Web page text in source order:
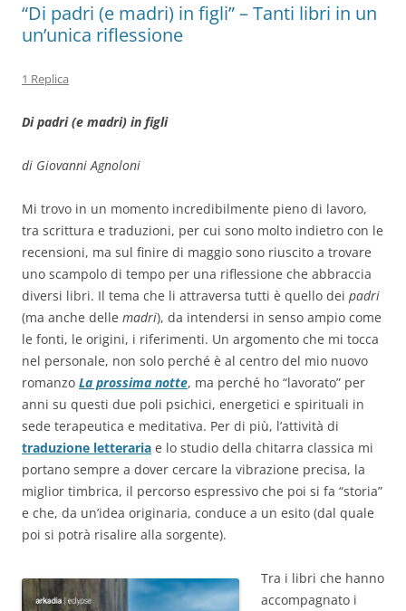
“Di padri (e madri) in figli” – Tanti libri in un
un’unica riflessione
1 Replica
Di padri (e madri) in figli
di Giovanni Agnoloni
Mi trovo in un momento incredibilmente pieno di lavoro,
tra scrittura e traduzioni, per cui sono molto indietro con le
recensioni, ma sul finire di maggio sono riuscito a trovare
uno scampolo di tempo per una riflessione che abbraccia
diversi libri. Il tema che li attraversa tutti è quello dei padri
(ma anche delle madri), da intendersi in senso ampio come
le fonti, le origini, i riferimenti. Un argomento che mi tocca
nel personale, non solo perché è al centro del mio nuovo
romanzo La prossima notte, ma perché ho “lavorato” per
anni su questi due poli psichici, energetici e spirituali in
sede terapeutica e meditativa. Per di più, l’attività di
traduzione letteraria e lo studio della chitarra classica mi
portano sempre a dover cercare la vibrazione precisa, la
miglior timbrica, il percorso espressivo che poi si fa “storia”
e che, da un’idea originaria, conduce a un esito (dal quale
poi si potrà risalire alla sorgente).
Tra i libri che hanno
accompagnato i